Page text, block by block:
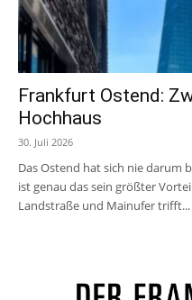
Frankfurt Ostend:
Hochhaus
30. Juli 2026
Das Ostend hat sich nie darum
ist genau das sein größter
Landstraße und Mainufer trifft...